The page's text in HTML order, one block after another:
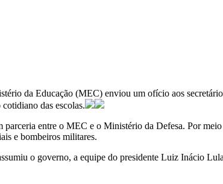
da Educação (MEC) enviou um ofício aos
das escolas.
entre o MEC e o Ministério da Defesa. Por
e bombeiros militares.
o governo, a equipe do presidente Luiz Inácio